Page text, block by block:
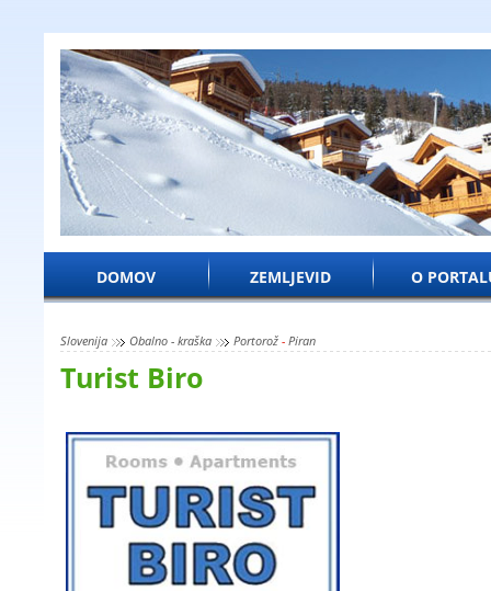
DOMOV ZEMLJEVID O
Slovenija Obalno - kraška Portorož - Piran
Turist Biro